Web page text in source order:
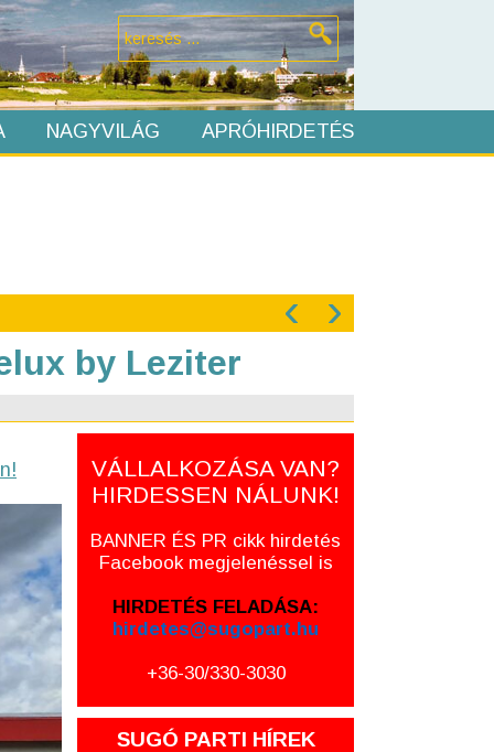
NAGYVILÁG APRÓHIRDETÉS
‹ ›
by Leziter
VÁLLALKOZÁSA VAN?
HIRDESSEN NÁLUNK!
BANNER ÉS PR cikk hirdetés
Facebook megjelenéssel is
HIRDETÉS FELADÁSA:
hirdetes@sugopart.hu
+36-30/330-3030
SUGÓ PARTI HÍREK